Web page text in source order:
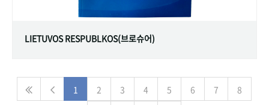
LIETUVOS RESPUBLKOS(브로슈어)
1 2 3 4 5 6 7 8